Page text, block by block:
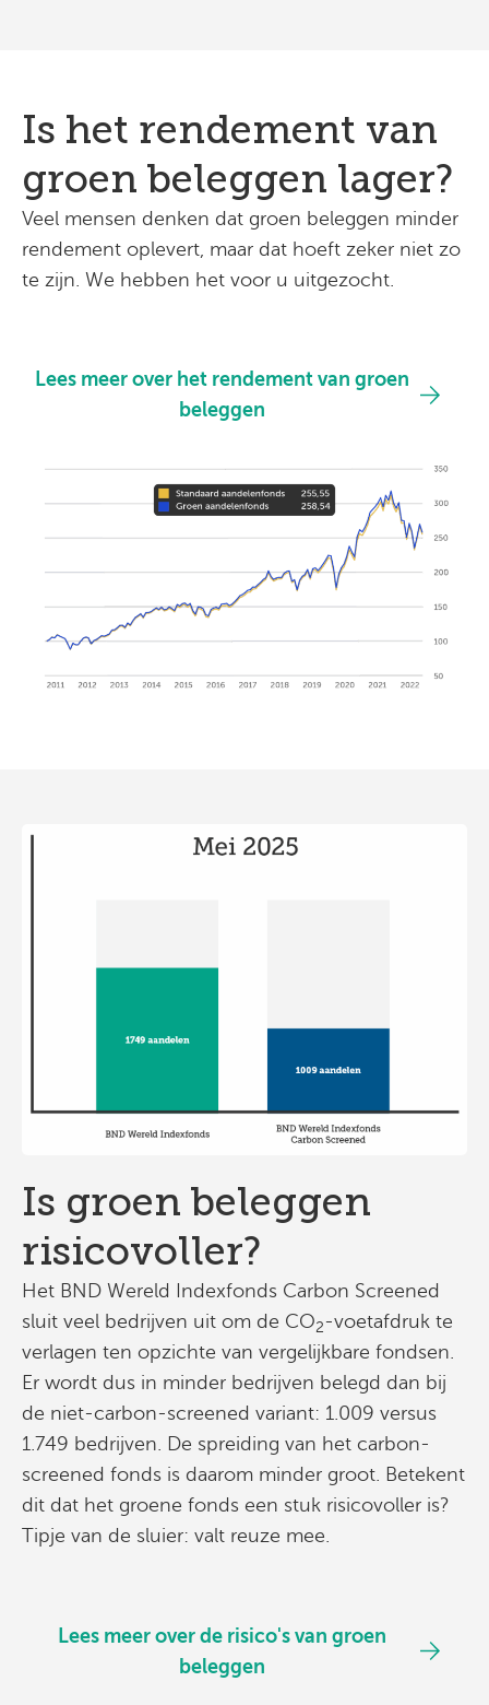
Is het rendement van
groen beleggen lager?
Veel mensen denken dat groen beleggen minder
rendement oplevert, maar dat hoeft zeker niet zo
te zijn. We hebben het voor u uitgezocht.
Lees meer over het rendement van groen
beleggen
Is groen beleggen
risicovoller?
Het BND Wereld Indexfonds Carbon Screened
sluit veel bedrijven uit om de CO2-voetafdruk te
verlagen ten opzichte van vergelijkbare fondsen.
Er wordt dus in minder bedrijven belegd dan bij
de niet-carbon-screened variant: 1.009 versus
1.749 bedrijven. De spreiding van het carbon-
screened fonds is daarom minder groot. Betekent
dit dat het groene fonds een stuk risicovoller is?
Tipje van de sluier: valt reuze mee.
Lees meer over de risico's van groen
beleggen